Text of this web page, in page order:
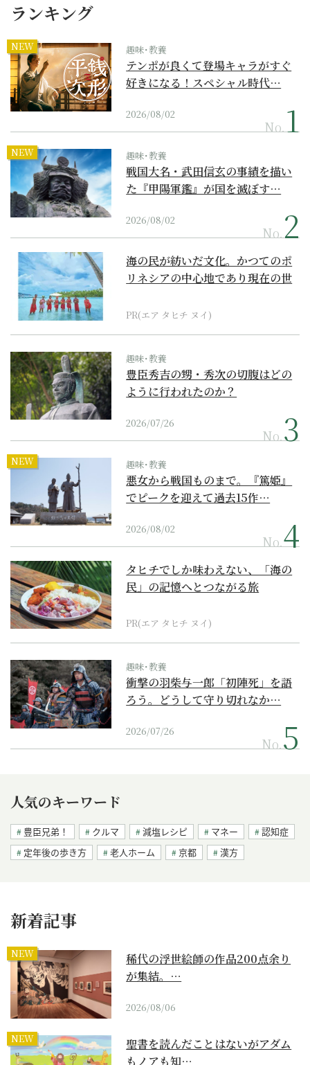
ランキング
NEW 趣味･教養
テンポが良くて登場キャラがすぐ
好きになる！スペシャル時代…
2026/08/02
No.
NEW 趣味･教養
戦国大名・武田信玄の事績を描い
た『甲陽軍鑑』が国を滅ぼす…
2026/08/02
No.
海の民が紡いだ文化。かつてのポ
リネシアの中心地であり現在の世
PR(エア タヒチ ヌイ)
趣味･教養
豊臣秀吉の甥・秀次の切腹はどの
ように行われたのか？
2026/07/26
No.
NEW 趣味･教養
悪女から戦国ものまで。『篤姫』
でピークを迎えて過去15作…
2026/08/02
No.
タヒチでしか味わえない、「海の
民」の記憶へとつながる旅
PR(エア タヒチ ヌイ)
趣味･教養
衝撃の羽柴与一郎「初陣死」を語
ろう。どうして守り切れなか…
2026/07/26
No.
人気のキーワード
豊臣兄弟！ クルマ 減塩レシピ マネー
認知症
定年後の歩き方
老人ホーム 京都 漢方
新着記事
NEW
稀代の浮世絵師の作品200点余り
が集結。…
2026/08/06
NEW
聖書を読んだことはないがアダム
もノアも知…